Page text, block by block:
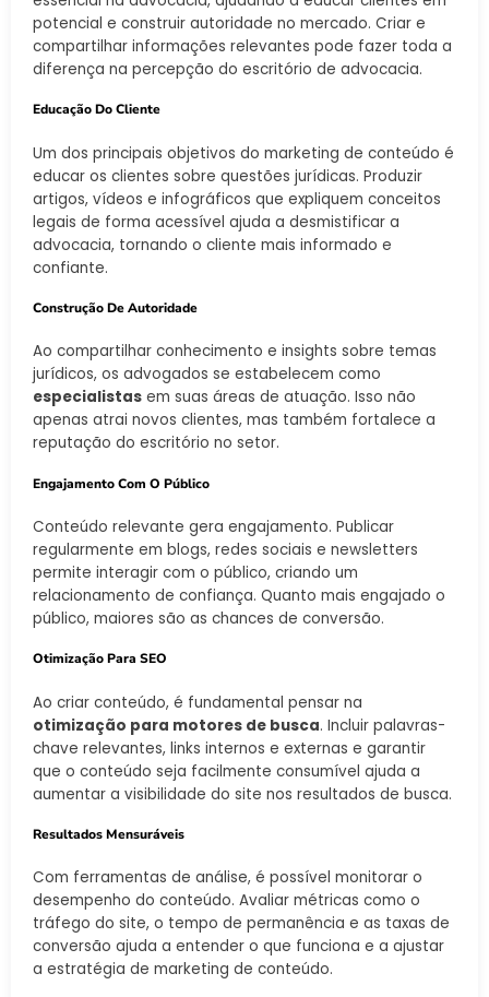
potencial e construir autoridade no mercado. Criar e
compartilhar informações relevantes pode fazer toda a
diferença na percepção do escritório de advocacia.
Educação Do Cliente
Um dos principais objetivos do marketing de conteúdo é
educar os clientes sobre questões jurídicas. Produzir
artigos, vídeos e infográficos que expliquem conceitos
legais de forma acessível ajuda a desmistificar a
advocacia, tornando o cliente mais informado e
confiante.
Construção De Autoridade
Ao compartilhar conhecimento e insights sobre temas
jurídicos, os advogados se estabelecem como
especialistas em suas áreas de atuação. Isso não
apenas atrai novos clientes, mas também fortalece a
reputação do escritório no setor.
Engajamento Com O Público
Conteúdo relevante gera engajamento. Publicar
regularmente em blogs, redes sociais e newsletters
permite interagir com o público, criando um
relacionamento de confiança. Quanto mais engajado o
público, maiores são as chances de conversão.
Otimização Para SEO
Ao criar conteúdo, é fundamental pensar na
otimização para motores de busca. Incluir palavras-
chave relevantes, links internos e externas e garantir
que o conteúdo seja facilmente consumível ajuda a
aumentar a visibilidade do site nos resultados de busca.
Resultados Mensuráveis
Com ferramentas de análise, é possível monitorar o
desempenho do conteúdo. Avaliar métricas como o
tráfego do site, o tempo de permanência e as taxas de
conversão ajuda a entender o que funciona e a ajustar
a estratégia de marketing de conteúdo.